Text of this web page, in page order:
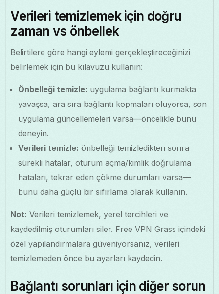
Verileri temizlemek için doğru
zaman vs önbellek
Belirtilere göre hangi eylemi gerçekleştireceğinizi
belirlemek için bu kılavuzu kullanın:
Önbelleği temizle: uygulama bağlantı kurmakta
yavaşsa, ara sıra bağlantı kopmaları oluyorsa, son
uygulama güncellemeleri varsa—öncelikle bunu
deneyin.
Verileri temizle: önbelleği temizledikten sonra
sürekli hatalar, oturum açma/kimlik doğrulama
hataları, tekrar eden çökme durumları varsa—
bunu daha güçlü bir sıfırlama olarak kullanın.
Not: Verileri temizlemek, yerel tercihleri ve
kaydedilmiş oturumları siler. Free VPN Grass içindeki
özel yapılandırmalara güveniyorsanız, verileri
temizlemeden önce bu ayarları kaydedin.
Bağlantı sorunları için diğer sorun